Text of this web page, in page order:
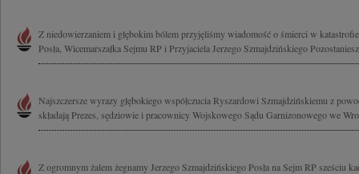
Z niedowierzaniem i głębokim bólem przyjęliśmy wiadomość o śmierci w
Posła, Wicemarszałka Sejmu RP i Przyjaciela Jerzego Szmajdzińskiego
Najszczersze wyrazy głębokiego współczucia Ryszardowi Szmajdzińskiemu z
składają Prezes, sędziowie i pracownicy Wojskowego Sądu Garnizonowego we
Z ogromnym żalem żegnamy Jerzego Szmajdzińskiego Posła na Sejm RP sześciu